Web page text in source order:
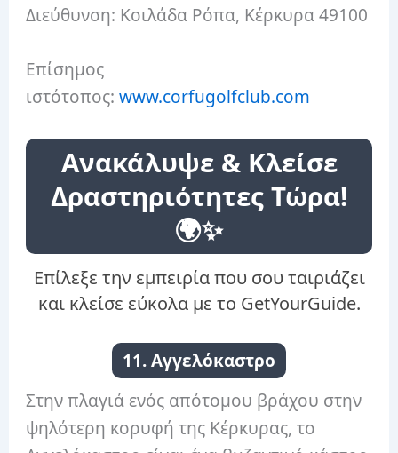
Διεύθυνση: Κοιλάδα Ρόπα, Κέρκυρα 49100
Επίσημος
ιστότοπος:www.corfugolfclub.com
Ανακάλυψε & Κλείσε
Δραστηριότητες Τώρα!
🌍✨
Επίλεξε την εμπειρία που σου ταιριάζει
και κλείσε εύκολα με το GetYourGuide.
11. Αγγελόκαστρο
Στην πλαγιά ενός απότομου βράχου στην
ψηλότερη κορυφή της Κέρκυρας, το